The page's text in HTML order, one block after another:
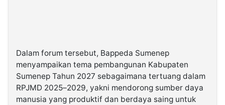
Dalam forum tersebut, Bappeda Sumenep
menyampaikan tema pembangunan Kabupaten
Sumenep Tahun 2027 sebagaimana tertuang dalam
RPJMD 2025–2029, yakni mendorong sumber daya
manusia yang produktif dan berdaya saing untuk